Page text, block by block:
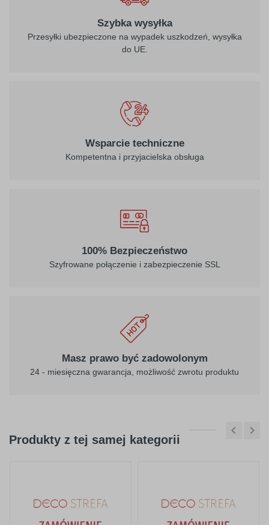
Szybka wysyłka
Przesyłki ubezpieczone na wypadek uszkodzeń, wysyłka
do UE.
Wsparcie techniczne
Kompetentna i przyjacielska obsługa
100% Bezpieczeństwo
Szyfrowane połączenie i zabezpieczenie SSL
Masz prawo być zadowolonym
24 - miesięczna gwarancja, możliwość zwrotu produktu
Produkty z tej samej kategorii